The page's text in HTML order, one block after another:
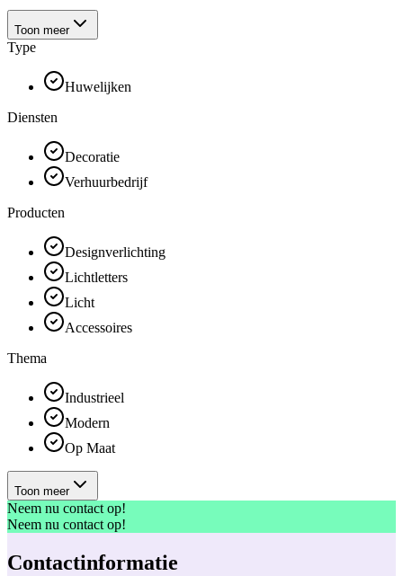
Toon meer
Type
Huwelijken
Diensten
Decoratie
Verhuurbedrijf
Producten
Designverlichting
Lichtletters
Licht
Accessoires
Thema
Industrieel
Modern
Op Maat
Toon meer
Neem nu contact op!
Neem nu contact op!
Contactinformatie